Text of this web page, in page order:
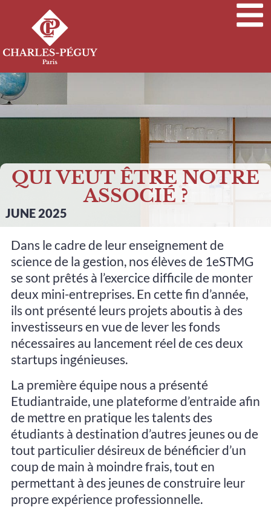
QUI VEUT ÊTRE NOTRE
ASSOCIÉ ?
JUNE 2025
Dans le cadre de leur enseignement de
science de la gestion, nos élèves de 1eSTMG
se sont prêtés à l’exercice difficile de monter
deux mini-entreprises. En cette fin d’année,
ils ont présenté leurs projets aboutis à des
investisseurs en vue de lever les fonds
nécessaires au lancement réel de ces deux
startups ingénieuses.
La première équipe nous a présenté
Etudiantraide, une plateforme d’entraide afin
de mettre en pratique les talents des
étudiants à destination d’autres jeunes ou de
tout particulier désireux de bénéficier d’un
coup de main à moindre frais, tout en
permettant à des jeunes de construire leur
propre expérience professionnelle.